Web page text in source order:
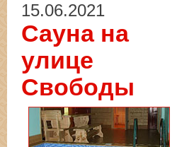
15.06.2021
Сауна на
улице
Свободы